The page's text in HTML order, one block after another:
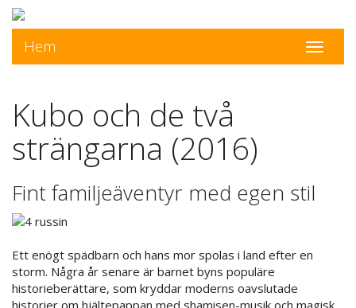
Toggle
Hem
Kubo och de två
strängarna (2016)
Fint familjeäventyr med egen stil
Ett enögt spädbarn och hans mor spolas i land efter en
storm. Några år senare är barnet byns populäre
historieberättare, som kryddar moderns oavslutade
historier om hjältepappan med shamisen-musik och magisk